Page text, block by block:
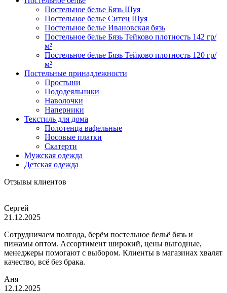
Постельное белье Бязь Шуя
Постельное белье Ситец Шуя
Постельное белье Ивановская бязь
Постельное белье Бязь Тейково плотность 142 гр/
м²
Постельное белье Бязь Тейково плотность 120 гр/
м²
Постельные принадлежности
Простыни
Пододеяльники
Наволочки
Наперники
Текстиль для дома
Полотенца вафельные
Носовые платки
Скатерти
Мужская одежда
Детская одежда
Отзывы клиентов
Сергей
21.12.2025
Сотрудничаем полгода, берём постельное бельё бязь и
пижамы оптом. Ассортимент широкий, цены выгодные,
менеджеры помогают с выбором. Клиенты в магазинах хвалят
качество, всё без брака.
Аня
12.12.2025